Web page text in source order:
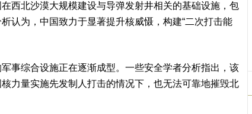
西北沙漠大规模建设与导弹发射井相关的基础设施，包
认为，中国致力于显著提升核威慑，构建“二次打击能
事综合设施正在逐渐成型。一些安全学者分析指出，该
力量实施先发制人打击的情况下，也无法可靠地摧毁北